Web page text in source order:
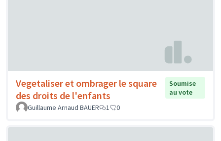
Vegetaliser et ombrager le square
des droits de l'enfants
Soumise
au vote
Guillaume Arnaud BAUER
1 0